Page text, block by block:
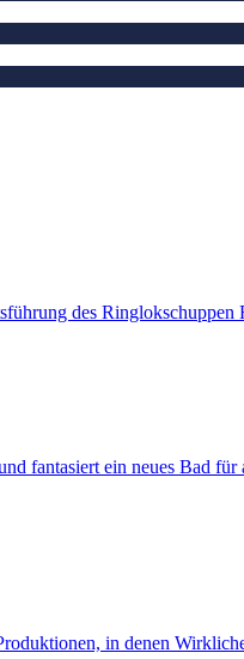
des
fantasiert ein neues Bad
in denen